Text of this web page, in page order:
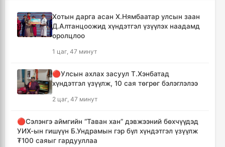
Хотын дарга асан Х.Нямбаатар улсын заан
Д.Алтанцоожид хүндэтгэл үзүүлэх наадамд
оролцлоо
1 цаг, 47 минут
🔴Улсын ахлах засуул Т.Хэнбатад
хүндэтгэл үзүүлж, 10 сая төгрөг бэлэглэлээ
2 цаг, 47 минут
🔴Сэлэнгэ аймгийн “Таван хан” дэвжээний бөхчүүдэд
УИХ-ын гишүүн Б.Ундрамын гэр бүл хүндэтгэл үзүүлж
₮100 саяыг гардууллаа